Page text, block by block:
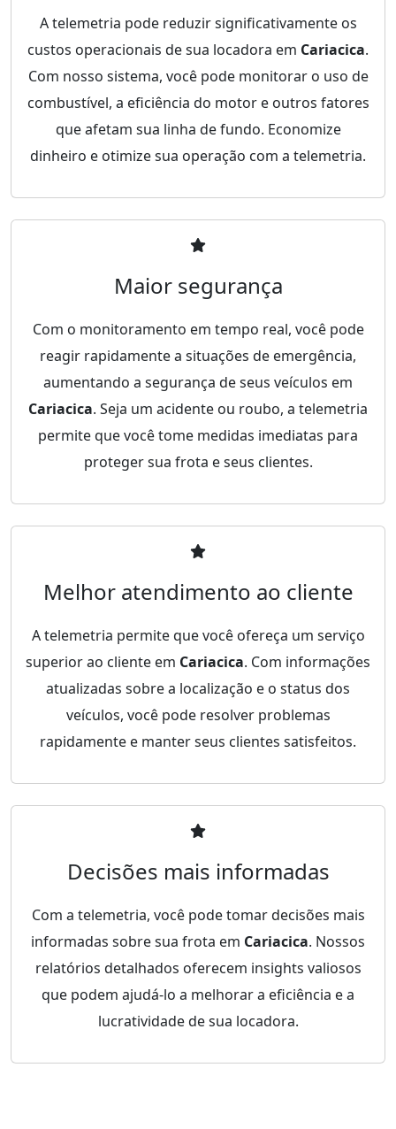
A telemetria pode reduzir significativamente os
custos operacionais de sua locadora em Cariacica.
Com nosso sistema, você pode monitorar o uso de
combustível, a eficiência do motor e outros fatores
que afetam sua linha de fundo. Economize
dinheiro e otimize sua operação com a telemetria.
Maior segurança
Com o monitoramento em tempo real, você pode
reagir rapidamente a situações de emergência,
aumentando a segurança de seus veículos em
Cariacica. Seja um acidente ou roubo, a telemetria
permite que você tome medidas imediatas para
proteger sua frota e seus clientes.
Melhor atendimento ao cliente
A telemetria permite que você ofereça um serviço
superior ao cliente em Cariacica. Com informações
atualizadas sobre a localização e o status dos
veículos, você pode resolver problemas
rapidamente e manter seus clientes satisfeitos.
Decisões mais informadas
Com a telemetria, você pode tomar decisões mais
informadas sobre sua frota em Cariacica. Nossos
relatórios detalhados oferecem insights valiosos
que podem ajudá-lo a melhorar a eficiência e a
lucratividade de sua locadora.